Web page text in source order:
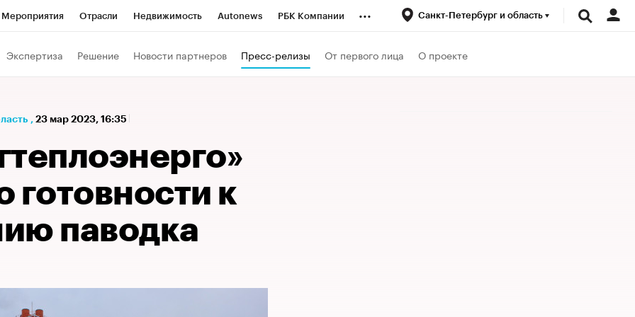
Мероприятия Отрасли Недвижимость Autonews РБК Компании ... Санкт-Петербург и область
Экспертиза Решение Новости партнеров Пресс-релизы От первого лица О проекте
, 23 мар 2023, 16:35
готовности к
паводка